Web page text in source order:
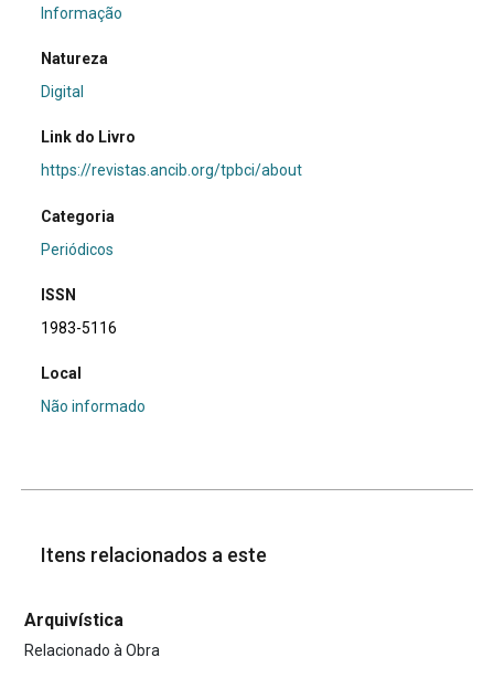
Informação
Natureza
Digital
Link do Livro
https://revistas.ancib.org/tpbci/about
Categoria
Periódicos
ISSN
1983-5116
Local
Não informado
Itens relacionados a este
Arquivística
Relacionado à Obra